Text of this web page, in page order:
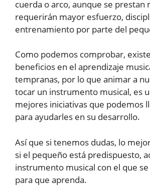
cuerda o arco, aunque se prestan
requerirán mayor esfuerzo,
entrenamiento por parte del
Como podemos comprobar,
beneficios en el aprendizaje
tempranas, por lo que animar a
tocar un instrumento musical, es
mejores iniciativas que podemos
para ayudarles en su desarrollo.
Así que si tenemos dudas, lo
si el pequeño está predispuesto,
instrumento musical con el que
para que aprenda.